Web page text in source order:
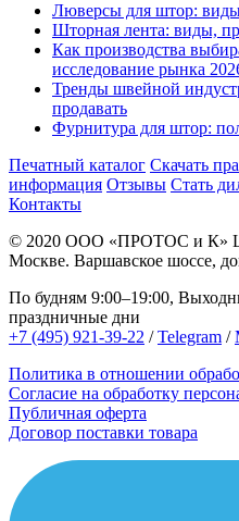
Люверсы для штор:
Шторная лента: виды,
Как производства
исследование рынка
Тренды швейной
продавать
Фурнитура для штор:
Печатный каталог Скачать
информация Отзывы Стать
Контакты
© 2020 ООО «ПРОТОС и К»
Москве. Варшавское шоссе,
По будням 9:00–19:00,
праздничные дни
+7 (495) 921-39-22 /Telegram /
Политика в отношении
Согласие на обработку
Публичная оферта
Договор поставки товара